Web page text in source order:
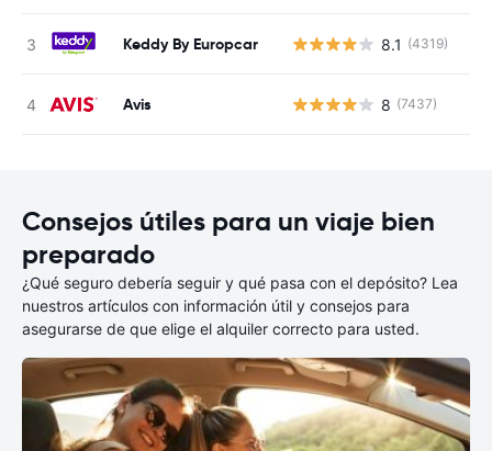
Keddy By Europcar 8.1 (4319)
Avis 8 (7437)
Consejos útiles para un viaje bien
preparado
¿Qué seguro debería seguir y qué pasa con el depósito? Lea
nuestros artículos con información útil y consejos para
asegurarse de que elige el alquiler correcto para usted.